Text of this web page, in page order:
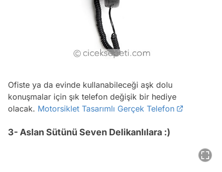
Ofiste ya da evinde kullanabileceği aşk dolu
konuşmalar için şık telefon değişik bir hediye
olacak. Motorsiklet Tasarımlı Gerçek Telefon
3- Aslan Sütünü Seven Delikanlılara :)